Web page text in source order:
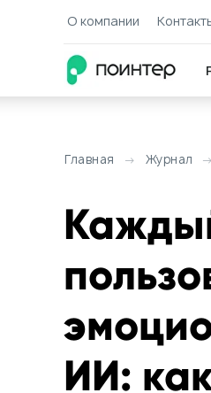
О компании
Журнал
Главная → →
ИИ: